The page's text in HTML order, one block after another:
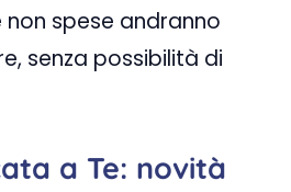
non spese andranno
senza possibilità di
a Te: novità